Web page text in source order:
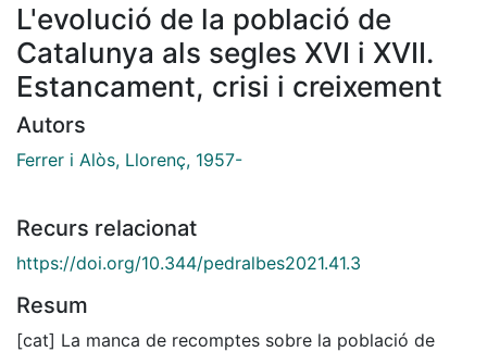
L'evolució de la població de
Catalunya als segles XVI i XVII.
Estancament, crisi i creixement
Autors
Ferrer i Alòs, Llorenç, 1957-
Recurs relacionat
https://doi.org/10.344/pedralbes2021.41.3
Resum
[cat] La manca de recomptes sobre la població de